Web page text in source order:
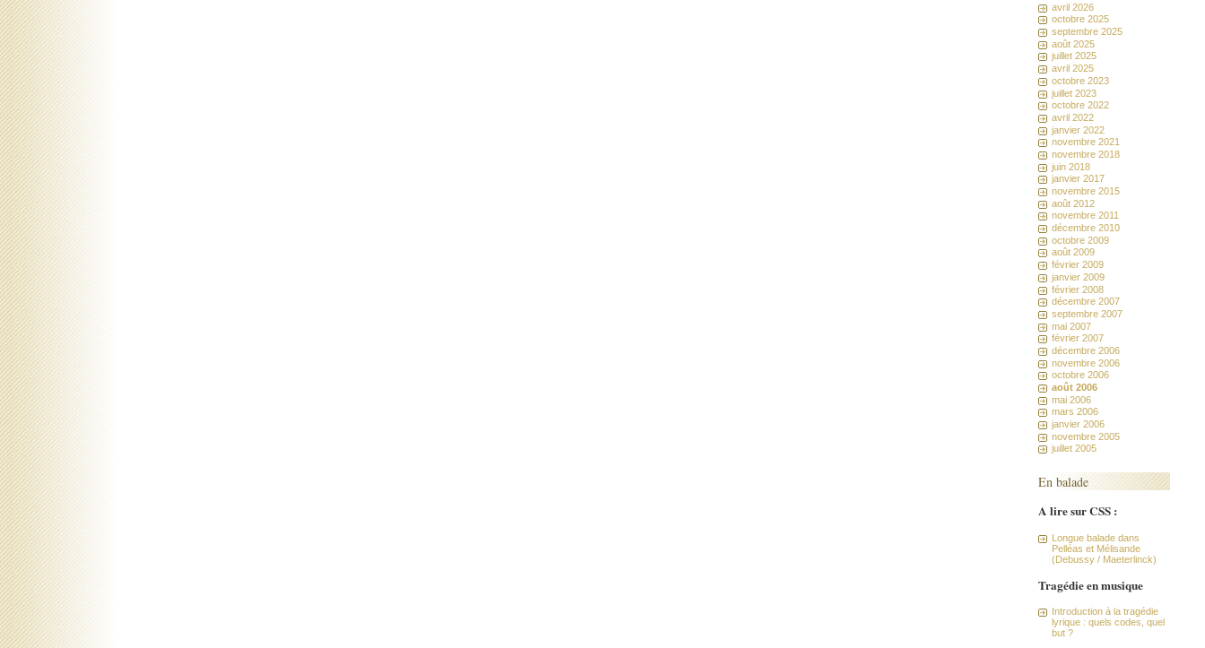
avril 2026
octobre 2025
septembre 2025
août 2025
juillet 2025
avril 2025
octobre 2023
juillet 2023
octobre 2022
avril 2022
janvier 2022
novembre 2021
novembre 2018
juin 2018
janvier 2017
novembre 2015
août 2012
novembre 2011
décembre 2010
octobre 2009
août 2009
février 2009
janvier 2009
février 2008
décembre 2007
septembre 2007
mai 2007
février 2007
décembre 2006
novembre 2006
octobre 2006
août 2006
mai 2006
mars 2006
janvier 2006
novembre 2005
juillet 2005
En balade
A lire sur CSS :
Longue balade dans
Pelléas et Mélisande
(Debussy / Maeterlinck)
Tragédie en musique
Introduction à la tragédie
lyrique : quels codes, quel
but ?